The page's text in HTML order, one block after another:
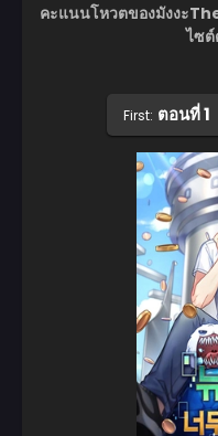
คะแนนโหวตของมังงะ
ไซต์
First: ตอนที่ 1